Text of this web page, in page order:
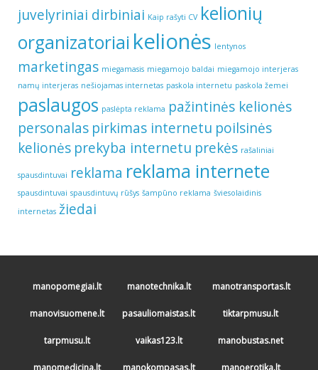
juvelyriniai dirbiniai Kaip rašyti CV kelionių
organizatoriai kelionės lentynos
marketingas miegamasis miegamojo baldai miegamojo interjeras
namų interjeras nešiojamas internetas paskola internetu paskola žemei
paslaugos paslėpta reklama pažintinės kelionės
personalas pirkimas internetu poilsinės
kelionės prekyba internetu prekės rašaliniai
spausdintuvai reklama reklama internete
spausdintuvai spausdintuvų rūšys šampūno reklama šviesolaidinis
internetas žiedai
manopomegiai.lt manotechnika.lt manotransportas.lt
manovisuomene.lt pasauliomaistas.lt tiktarpmusu.lt
tarpmusu.lt vaikas123.lt manobustas.net
manomedicina.lt manokompasas.lt manoerotika.lt